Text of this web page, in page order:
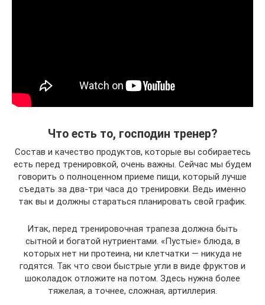
Что есть то, господин тренер?
Состав и качество продуктов, которые вы собираетесь
есть перед тренировкой, очень важны. Сейчас мы будем
говорить о полноценном приеме пищи, который лучше
съедать за два-три часа до тренировки. Ведь именно
так вы и должны стараться планировать свой график.
Итак, перед тренировочная трапеза должна быть
сытной и богатой нутриентами. «Пустые» блюда, в
которых нет ни протеина, ни клетчатки — никуда не
годятся. Так что свои быстрые угли в виде фруктов и
шоколадок отложите на потом. Здесь нужна более
тяжелая, а точнее, сложная, артиллерия.